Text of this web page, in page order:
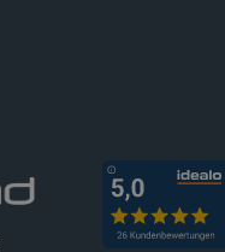
Storage declaration